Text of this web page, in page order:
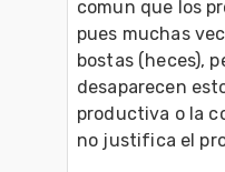
comun que los
pues muchas
bostas (heces),
desaparecen
productiva o la
no justifica el